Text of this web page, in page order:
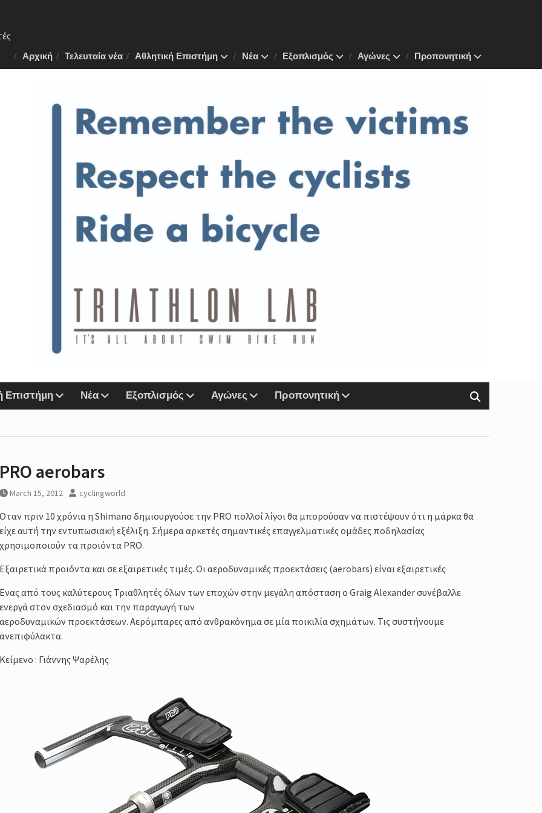
της
Αρχική Τελευταία νέα Αθλητική Επιστήμη Νέα Εξοπλισμός Αγώνες Προπονητική
Επιστήμη Νέα Εξοπλισμός Αγώνες Προπονητική
PRO aerobars
March 15, 2012 cyclingworld
Οταν πριν 10 χρόνια η Shimano δημιουργούσε την PRO πολλοί λίγοι θα μπορούσαν να πιστέψουν ότι η μάρκα θα
είχε αυτή την εντυπωσιακή εξέλιξη. Σήμερα αρκετές σημαντικές επαγγελματικές ομάδες ποδηλασίας
χρησιμοποιούν τα προιόντα PRO.
Εξαιρετικά προιόντα και σε εξαιρετικές τιμές. Οι αεροδυναμικές προεκτάσεις (aerobars) είναι εξαιρετικές
Ενας από τους καλύτερους Τριαθλητές όλων των εποχών στην μεγάλη απόσταση ο Graig Alexander συνέβαλλε
ενεργά στον σχεδιασμό και την παραγωγή των
αεροδυναμικών προεκτάσεων. Αερόμπαρες από ανθρακόνημα σε μία ποικιλία σχημάτων. Τις συστήνουμε
ανεπιφύλακτα.
Κείμενο : Γιάννης Ψαρέλης